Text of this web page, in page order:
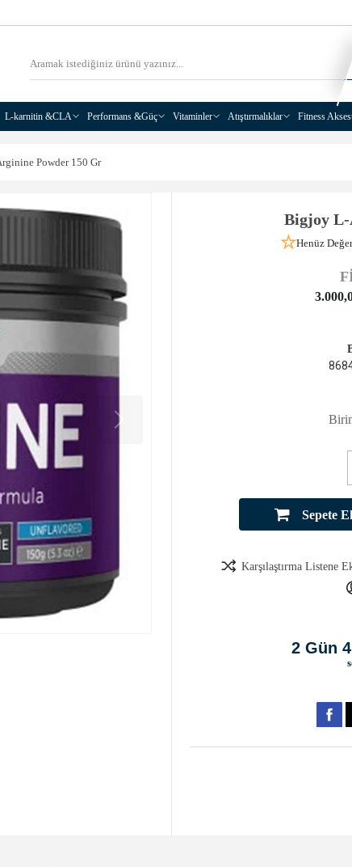
L-karnitin &CLA Performans &Güç Vitaminler Atıştırmalıklar Fitness
Powder 150 Gr
Bigjoy L-
Henüz
Sepete
Karşılaştırma Listene
2 Gün